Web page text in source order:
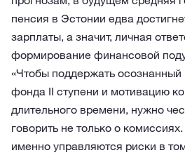
пенсия в Эстонии едва
зарплаты, а значит, личная
формирование финансовой
«Чтобы поддержать
фонда II ступени и мотивацию
длительного времени, нужно
говорить не только о
именно управляются риски в